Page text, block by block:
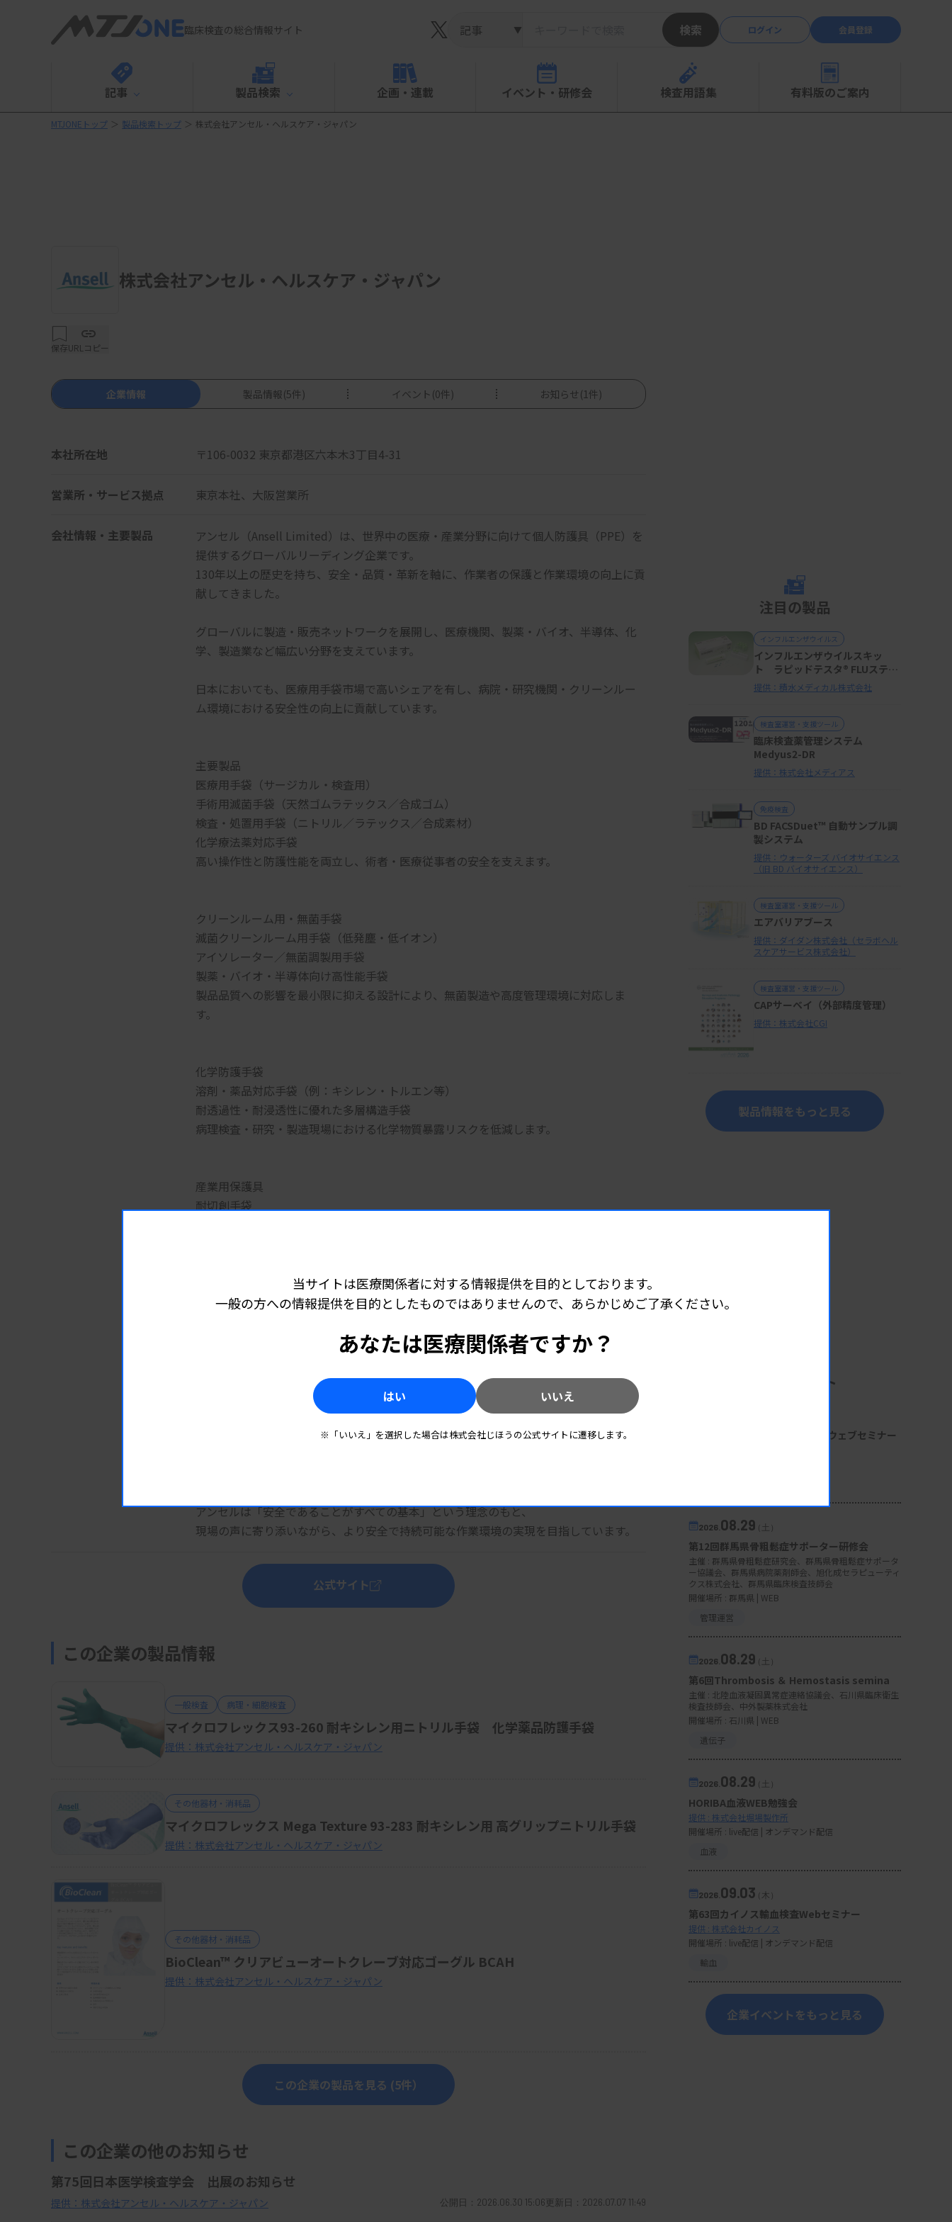
臨床検査の総合情報サイト ▼ 検索 ログイン 会員登録
記事 製品検索 企画・連載 イベント・研修会 検査用語集 有料版のご案内
MTJONEトップ ＞ 製品検索トップ ＞ 株式会社アンセル・ヘルスケア・ジャパン
株式会社アンセル・ヘルスケア・ジャパン
保存URLコピー
企業情報 製品情報(5件) イベント (0件) お知らせ (1件)
本社所在地 〒106-0032 東京都港区六本木3丁目4-31
営業所・サービス拠点 東京本社、大阪営業所
会社情報・主要製品
アンセル（Ansell Limited）は、世界中の医療・産業分野に向けて個人防護具（PPE）を
提供するグローバルリーディング企業です。
130年以上の歴史を持ち、安全・品質・革新を軸に、作業者の保護と作業環境の向上に貢
献してきました。
グローバルに製造・販売ネットワークを展開し、医療機関、製薬・バイオ、半導体、化
学、製造業など幅広い分野を支えています。
日本においても、医療用手袋市場で高いシェアを有し、病院・研究機関・クリーンルー
ム環境における安全性の向上に貢献しています。
主要製品
医療用手袋（サージカル・検査用）
手術用滅菌手袋（天然ゴムラテックス／合成ゴム）
検査・処置用手袋（ニトリル／ラテックス／合成素材）
化学療法薬対応手袋
高い操作性と防護性能を両立し、術者・医療従事者の安全を支えます。
クリーンルーム用・無菌手袋
滅菌クリーンルーム用手袋（低発塵・低イオン）
アイソレーター／無菌調製用手袋
製薬・バイオ・半導体向け高性能手袋
製品品質への影響を最小限に抑える設計により、無菌製造や高度管理環境に対応しま
す。
化学防護手袋
溶剤・薬品対応手袋（例：キシレン・トルエン等）
耐透過性・耐浸透性に優れた多層構造手袋
病理検査・研究・製造現場における化学物質暴露リスクを低減します。
産業用保護具
耐切創手袋
国際規格・各国規制に準拠した製品設計
一貫した品質管理と継続的な技術革新
幅広い製品ポートフォリオ
医療・製薬・産業分野に対応
アンセルは「安全であることがすべての基本」という理念のもと、
現場の声に寄り添いながら、より安全で持続可能な作業環境の実現を目指しています。
公式サイト
この企業の製品情報
一般検査 病理・細胞検査
マイクロフレックス93-260 耐キシレン用ニトリル手袋 化学薬品防護手袋
提供：株式会社アンセル・ヘルスケア・ジャパン
その他器材・消耗品
マイクロフレックス Mega Texture 93-283 耐キシレン用 高グリップニトリル手袋
提供：株式会社アンセル・ヘルスケア・ジャパン
その他器材・消耗品
BioClean™ クリアビューオートクレーブ対応ゴーグル BCAH
提供：株式会社アンセル・ヘルスケア・ジャパン
この企業の製品を見る (5件）
この企業の他のお知らせ
第75回日本医学検査学会 出展のお知らせ
提供：株式会社アンセル・ヘルスケア・ジャパン 公開日：2026.06.30 15:06更新日：2026.07.07 11:49
注目の製品
インフルエンザウイルス
インフルエンザウイルスキッ
ト ラピッドテスタ® FLUスティ
ックsp
提供：積水メディカル株式会社
検査室運営・支援ツール
臨床検査薬管理システム
Medyus2-DR
提供：株式会社メディアス
免疫検査
BD FACSDuet™ 自動サンプル調
製システム
提供：ウォーターズ バイオサイエンス
（旧 BD バイオサイエンス）
検査室運営・支援ツール
エアバリアブース
提供：ダイダン株式会社（セラボヘル
スケアサービス株式会社）
検査室運営・支援ツール
CAPサーベイ（外部精度管理）
提供：株式会社CGI
製品情報をもっと見る
企業イベント
【一般：尿沈渣】USC研究会／ウェブセミナー
2026. 08.29（土）
第12回群馬県骨粗鬆症サポーター研修会
主催 : 群馬県骨粗鬆症研究会、群馬県骨粗鬆症サポータ
ー協議会、群馬県病院薬剤師会、旭化成セラピューティ
クス株式会社、群馬県臨床検査技師会
開催場所 : 群馬県 | WEB
管理運営
2026. 08.29（土）
第6回Thrombosis ＆ Hemostasis semina
主催 : 北陸血液凝固異常症連絡協議会、石川県臨床衛生
検査技師会、中外製薬株式会社
開催場所 : 石川県 | WEB
遺伝子
2026. 08.29（土）
HORIBA血液WEB勉強会
提供 : 株式会社堀場製作所
開催場所 : live配信 | オンデマンド配信
血液
2026. 09.03（木）
第63回カイノス輸血検査Webセミナー
提供 : 株式会社カイノス
開催場所 : live配信 | オンデマンド配信
輸血
企業イベントをもっと見る
当サイトは医療関係者に対する情報提供を目的としております。
一般の方への情報提供を目的としたものではありませんので、あらかじめご了承ください。
あなたは医療関係者ですか？
はい いいえ
※「いいえ」を選択した場合は株式会社じほうの公式サイトに遷移します。